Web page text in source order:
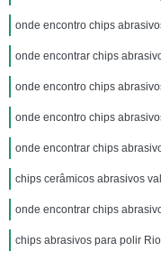
onde encontro chips
onde encontrar chips
onde encontro chips
onde encontro chips
onde encontrar chips
chips cerâmicos abrasivos
onde encontrar chips
chips abrasivos para polir